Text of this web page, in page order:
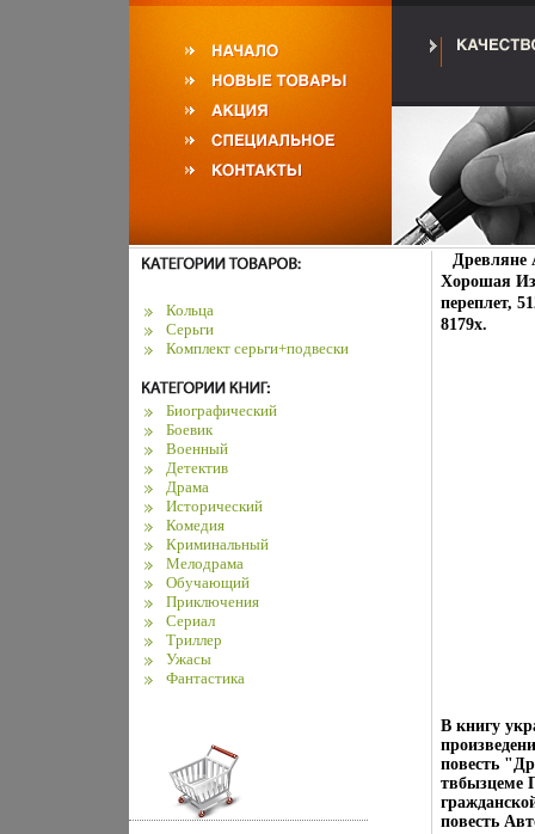
Кольца
Серьги
Комплект серьги+подвески
Биографический
Боевик
Военный
Детектив
Драма
Исторический
Комедия
Криминальный
Мелодрама
Обучающий
Приключения
Сериал
Триллер
Ужасы
Фантастика
Древляне
Хорошая
переплет,
8179x.
В книгу
повесть
твбызцеме
повесть